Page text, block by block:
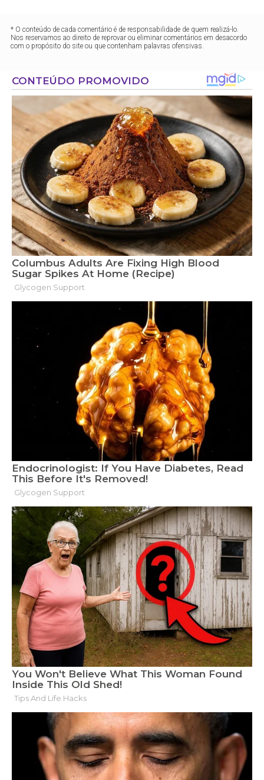
* O conteúdo de cada comentário é de responsabilidade de quem realizá-lo.
Nos reservamos ao direito de reprovar ou eliminar comentários em desacordo
com o propósito do site ou que contenham palavras ofensivas.